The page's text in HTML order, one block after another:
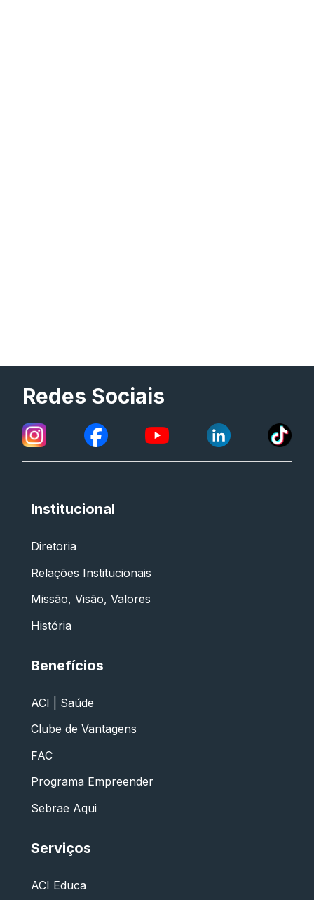
Redes Sociais
Institucional
Diretoria
Relações Institucionais
Missão, Visão, Valores
História
Benefícios
ACI | Saúde
Clube de Vantagens
FAC
Programa Empreender
Sebrae Aqui
Serviços
ACI Educa